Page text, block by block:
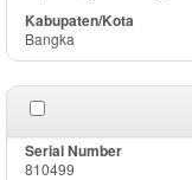
Bangka
810499